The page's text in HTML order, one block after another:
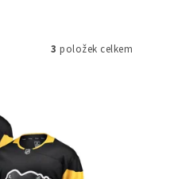
3 položek celkem